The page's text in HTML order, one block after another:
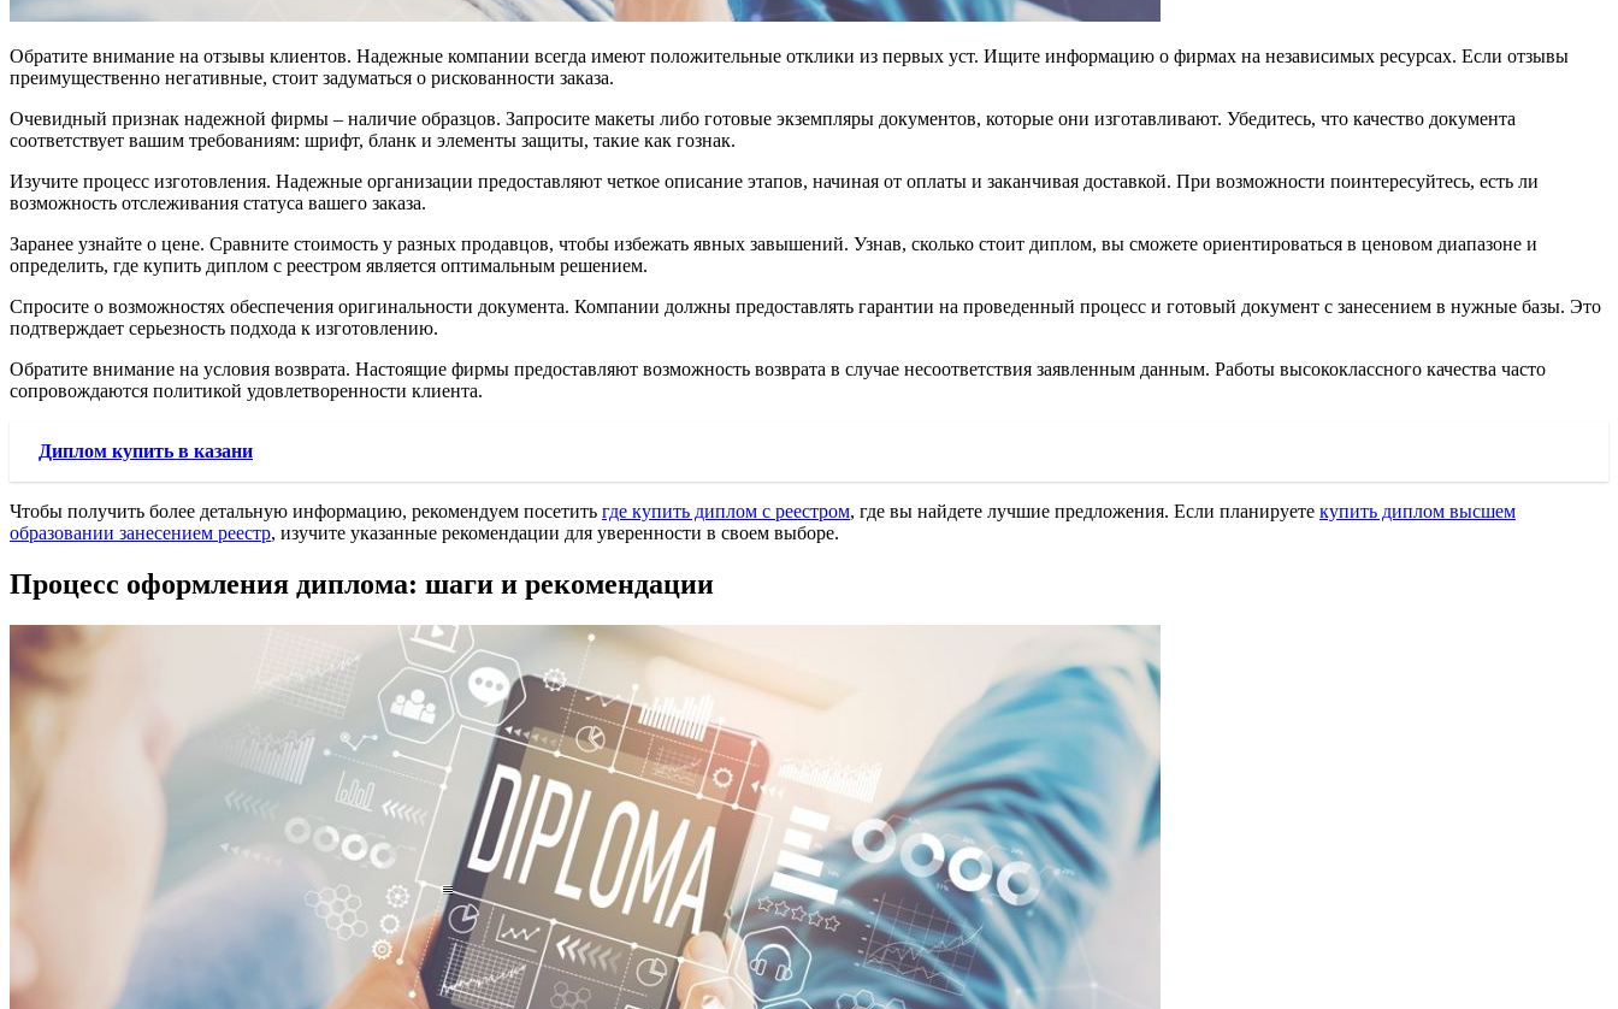
Обратите внимание на отзывы клиентов. Надежные компании всегда имеют положительные отклики из первых уст. Ищите информацию о фирмах на независимых ресурсах. Если отзывы
преимущественно негативные, стоит задуматься о рискованности заказа.
Очевидный признак надежной фирмы – наличие образцов. Запросите макеты либо готовые экземпляры документов, которые они изготавливают. Убедитесь, что качество документа
соответствует вашим требованиям: шрифт, бланк и элементы защиты, такие как гознак.
Изучите процесс изготовления. Надежные организации предоставляют четкое описание этапов, начиная от оплаты и заканчивая доставкой. При возможности поинтересуйтесь, есть ли
возможность отслеживания статуса вашего заказа.
Заранее узнайте о цене. Сравните стоимость у разных продавцов, чтобы избежать явных завышений. Узнав, сколько стоит диплом, вы сможете ориентироваться в ценовом диапазоне и
определить, где купить диплом с реестром является оптимальным решением.
Спросите о возможностях обеспечения оригинальности документа. Компании должны предоставлять гарантии на проведенный процесс и готовый документ с занесением в нужные базы. Это
подтверждает серьезность подхода к изготовлению.
Обратите внимание на условия возврата. Настоящие фирмы предоставляют возможность возврата в случае несоответствия заявленным данным. Работы высококлассного качества часто
сопровождаются политикой удовлетворенности клиента.
Диплом купить в казани
Чтобы получить более детальную информацию, рекомендуем посетить где купить диплом с реестром, где вы найдете лучшие предложения. Если планируете купить диплом высшем
образовании занесением реестр, изучите указанные рекомендации для уверенности в своем выборе.
Процесс оформления диплома: шаги и рекомендации